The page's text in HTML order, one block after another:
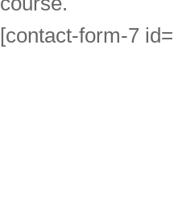
[contact-form-7